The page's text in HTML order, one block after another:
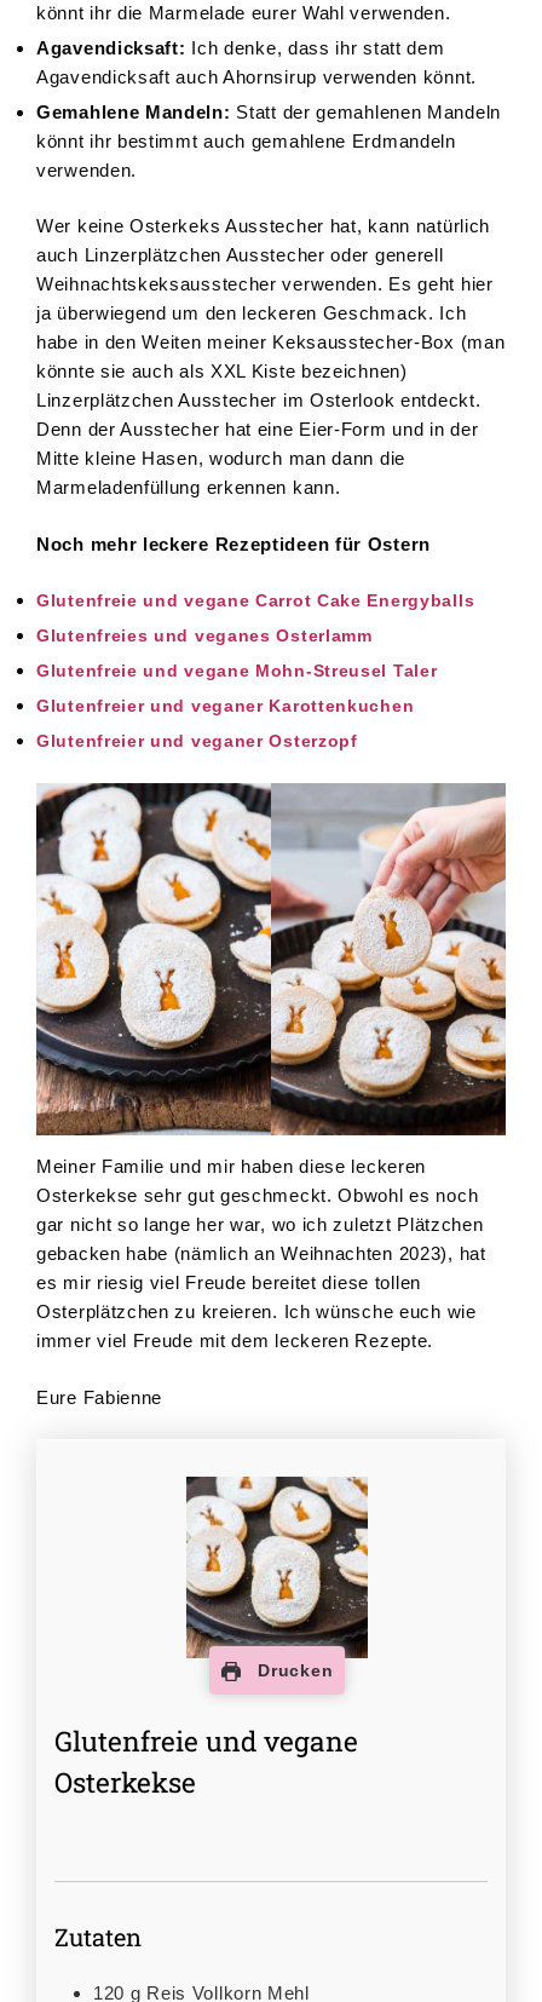
könnt ihr die Marmelade eurer Wahl verwenden.
Agavendicksaft: Ich denke, dass ihr statt dem
Agavendicksaft auch Ahornsirup verwenden könnt.
Gemahlene Mandeln: Statt der gemahlenen Mandeln
könnt ihr bestimmt auch gemahlene Erdmandeln
verwenden.
Wer keine Osterkeks Ausstecher hat, kann natürlich
auch Linzerplätzchen Ausstecher oder generell
Weihnachtskeksausstecher verwenden. Es geht hier
ja überwiegend um den leckeren Geschmack. Ich
habe in den Weiten meiner Keksausstecher-Box (man
könnte sie auch als XXL Kiste bezeichnen)
Linzerplätzchen Ausstecher im Osterlook entdeckt.
Denn der Ausstecher hat eine Eier-Form und in der
Mitte kleine Hasen, wodurch man dann die
Marmeladenfüllung erkennen kann.
Noch mehr leckere Rezeptideen für Ostern
Glutenfreie und vegane Carrot Cake Energyballs
Glutenfreies und veganes Osterlamm
Glutenfreie und vegane Mohn-Streusel Taler
Glutenfreier und veganer Karottenkuchen
Glutenfreier und veganer Osterzopf
Meiner Familie und mir haben diese leckeren
Osterkekse sehr gut geschmeckt. Obwohl es noch
gar nicht so lange her war, wo ich zuletzt Plätzchen
gebacken habe (nämlich an Weihnachten 2023), hat
es mir riesig viel Freude bereitet diese tollen
Osterplätzchen zu kreieren. Ich wünsche euch wie
immer viel Freude mit dem leckeren Rezepte.
Eure Fabienne
Drucken
Glutenfreie und vegane
Osterkekse
Zutaten
120 g Reis Vollkorn Mehl